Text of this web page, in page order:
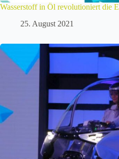
Wasserstoff in Öl revolutioniert die
25. August 2021